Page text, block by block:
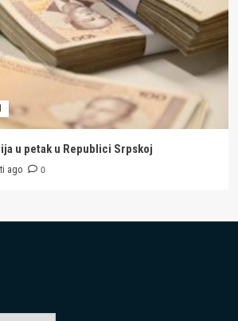
u petak u Republici Srpskoj
ago 0